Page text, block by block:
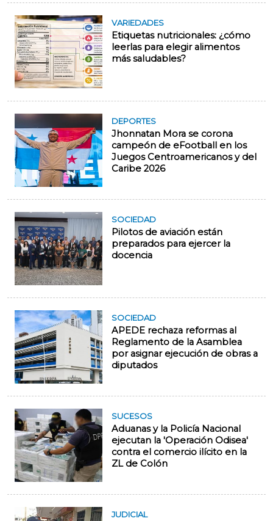
VARIEDADES
Etiquetas nutricionales: ¿cómo
leerlas para elegir alimentos
más saludables?
DEPORTES
Jhonnatan Mora se corona
campeón de eFootball en los
Juegos Centroamericanos y del
Caribe 2026
SOCIEDAD
Pilotos de aviación están
preparados para ejercer la
docencia
SOCIEDAD
APEDE rechaza reformas al
Reglamento de la Asamblea
por asignar ejecución de obras a
diputados
SUCESOS
Aduanas y la Policía Nacional
ejecutan la 'Operación Odisea'
contra el comercio ilícito en la
ZL de Colón
JUDICIAL